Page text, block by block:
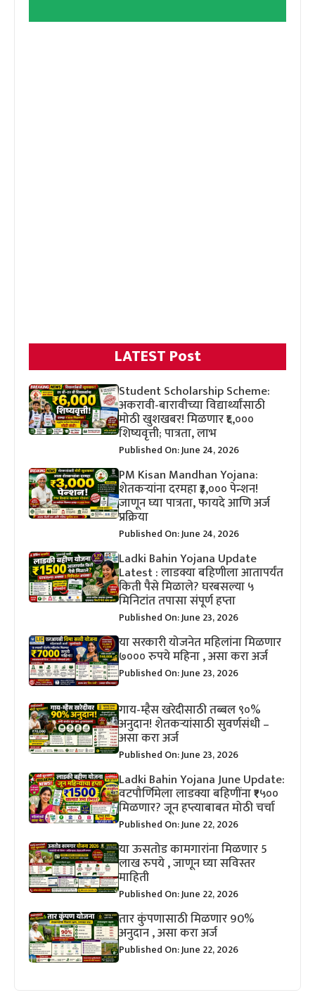
LATEST Post
Student Scholarship Scheme:
अकरावी-बारावीच्या विद्यार्थ्यांसाठी
मोठी खुशखबर! मिळणार ₹६,०००
शिष्यवृत्ती; पात्रता, लाभ
Published On: June 24, 2026
PM Kisan Mandhan Yojana:
शेतकऱ्यांना दरमहा ₹३,००० पेन्शन!
जाणून घ्या पात्रता, फायदे आणि अर्ज
प्रक्रिया
Published On: June 24, 2026
Ladki Bahin Yojana Update
Latest : लाडक्या बहिणीला आतापर्यंत
किती पैसे मिळाले? घरबसल्या ५
मिनिटांत तपासा संपूर्ण हप्ता
Published On: June 23, 2026
या सरकारी योजनेत महिलांना मिळणार
७००० रुपये महिना , असा करा अर्ज
Published On: June 23, 2026
गाय-म्हैस खरेदीसाठी तब्बल ९०%
अनुदान! शेतकऱ्यांसाठी सुवर्णसंधी –
असा करा अर्ज
Published On: June 23, 2026
Ladki Bahin Yojana June Update:
वटपौर्णिमेला लाडक्या बहिणींना ₹१५००
मिळणार? जून हप्त्याबाबत मोठी चर्चा
Published On: June 22, 2026
या ऊसतोड कामगारांना मिळणार 5
लाख रुपये , जाणून घ्या सविस्तर
माहिती
Published On: June 22, 2026
तार कुंपणासाठी मिळणार 90%
अनुदान , असा करा अर्ज
Published On: June 22, 2026